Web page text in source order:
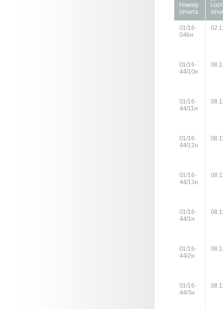
Номер
отчета
01/16-
046н
01/16-
44/10н
01/16-
44/11н
01/16-
44/12н
01/16-
44/13н
01/16-
44/1н
01/16-
44/2н
01/16-
44/3н